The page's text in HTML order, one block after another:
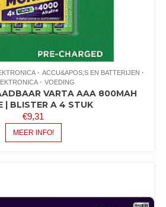
ACCU&APOS;S EN BATTERIJEN
VOEDING
VARTA AAA 800MAH
| BLISTER A 4 STUK
€9,31
MEER INFO!